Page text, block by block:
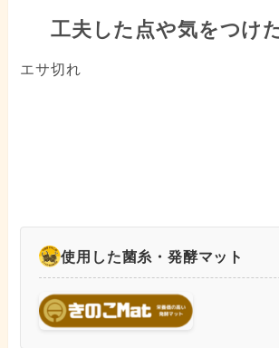
工夫した点や気をつけ
エサ切れ
使用した菌糸・発酵マット